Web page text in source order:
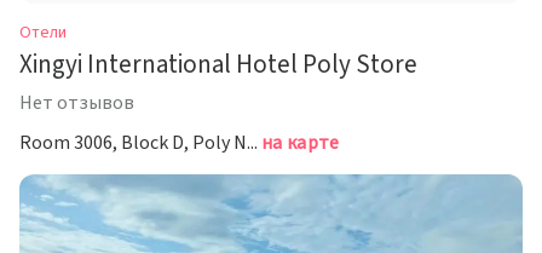
Отели
Xingyi International Hotel Poly Store
Нет отзывов
Room 3006, Block D, Poly NO.1020, Гуанчжоу на карте